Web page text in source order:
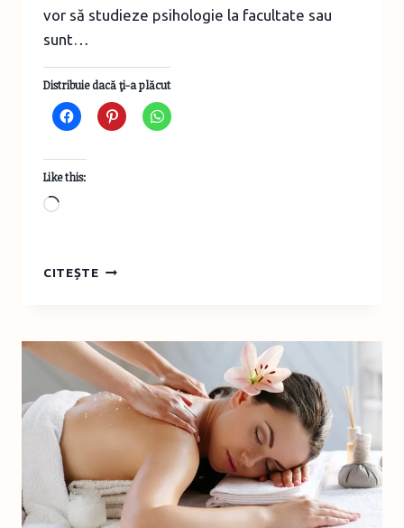
vor să studieze psihologie la facultate sau
sunt…
Distribuie dacă ţi-a plăcut
Like this:
Loading…
CITEȘTECURSURI
ADOLESCENȚI
LA
FUNDAȚIA
CALEA
VICTORIEI